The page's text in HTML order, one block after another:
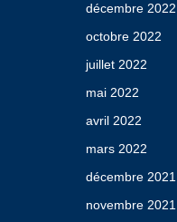
décembre 2022
octobre 2022
juillet 2022
mai 2022
avril 2022
mars 2022
décembre 2021
novembre 2021